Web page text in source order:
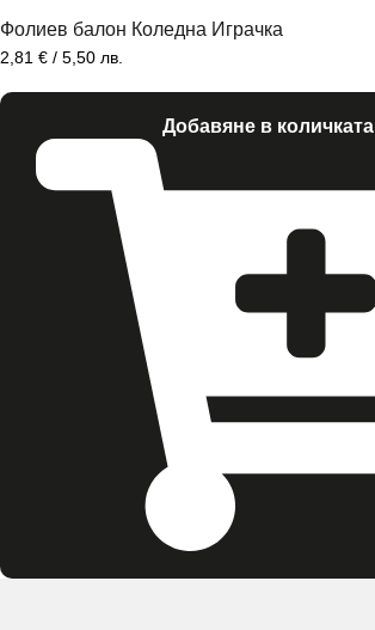
Фолиев балон Коледна Играчка
2,81 € / 5,50 лв.
Добавяне в количката